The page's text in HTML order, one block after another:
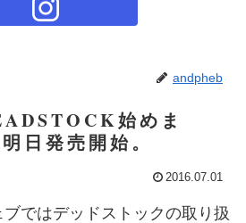
andpheb
始めま
日発売開始。
2016.07.01
ではデッドストックの取り扱